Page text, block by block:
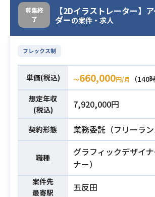
必須スキル
・ゲームや遊技機にお
トや演出の作成
募集終
了
【2Dイラストレーター】
ダーの案件・求人
フレックス制
単価(税込) 〜660,000円/月
（140
想定年収
(税込)
7,920,000円
契約形態 業務委託（フリーラン
職種
グラフィックデザイ
ナー）
案件先
最寄駅
五反田